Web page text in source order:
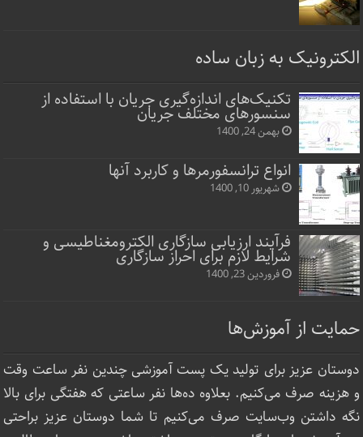
الکترونیک به زبان ساده
تکنیک‌های اندازه‌گیری جریان با استفاده از
سنسورهای مختلف جریان
بهمن 24, 1400
انواع ترانسفورمرها و کاربرد آنها
شهریور 10, 1400
فرآیند ارزیابی سازگاری الکترومغناطیسی و
شرایط لازم برای احراز سازگاری
فروردین 23, 1400
حمایت از آموزش‌ها
دوستان عزیز برای تولید یک پست آموزشی چندین نفر ساعت‌ وقت
و هزینه صرف می‌کنیم. بعلاوه ده‌ها نفر ساعتی که هفتگی برای بالا
نگه داشتن وب‌سایت صرف ‌می‌کنیم تا شما دوستان عزیز براحتی